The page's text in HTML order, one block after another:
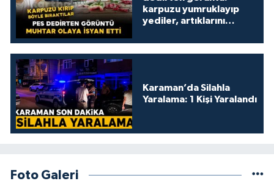
karpuzu yumruklayıp
yediler, artıklarını
Karaman’da Silahla
Yaralama: 1 Kişi Yaralandı
Foto Galeri